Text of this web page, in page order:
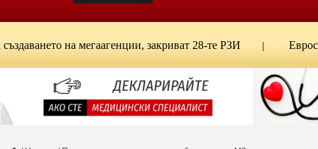
на мегаагенции, закриват 28-те РЗИ Евростат: